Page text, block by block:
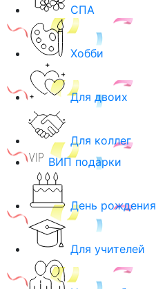
СПА
Хобби
Для двоих
Для коллег
ВИП подарки
День рождения
Для учителей